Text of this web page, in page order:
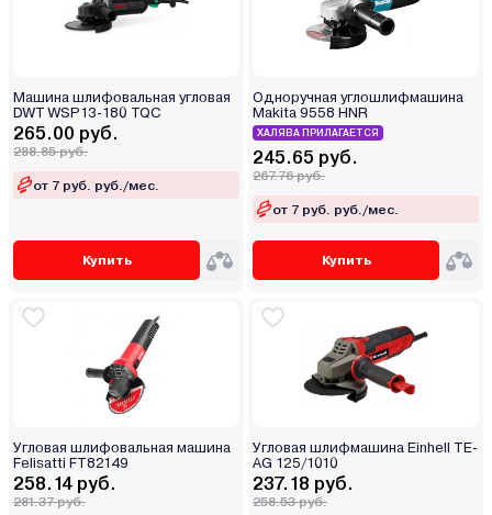
Машина шлифовальная угловая
DWT WSP13-180 TQC
265.00 руб.
288.85 руб.
от 7 руб. руб./мес.
Купить
Одноручная углошлифмашина
Makita 9558 HNR
ХАЛЯВА ПРИЛАГАЕТСЯ
245.65 руб.
267.76 руб.
от 7 руб. руб./мес.
Купить
Угловая шлифовальная машина
Felisatti FT82149
258.14 руб.
281.37 руб.
Угловая шлифмашина Einhell TE-
AG 125/1010
237.18 руб.
258.53 руб.